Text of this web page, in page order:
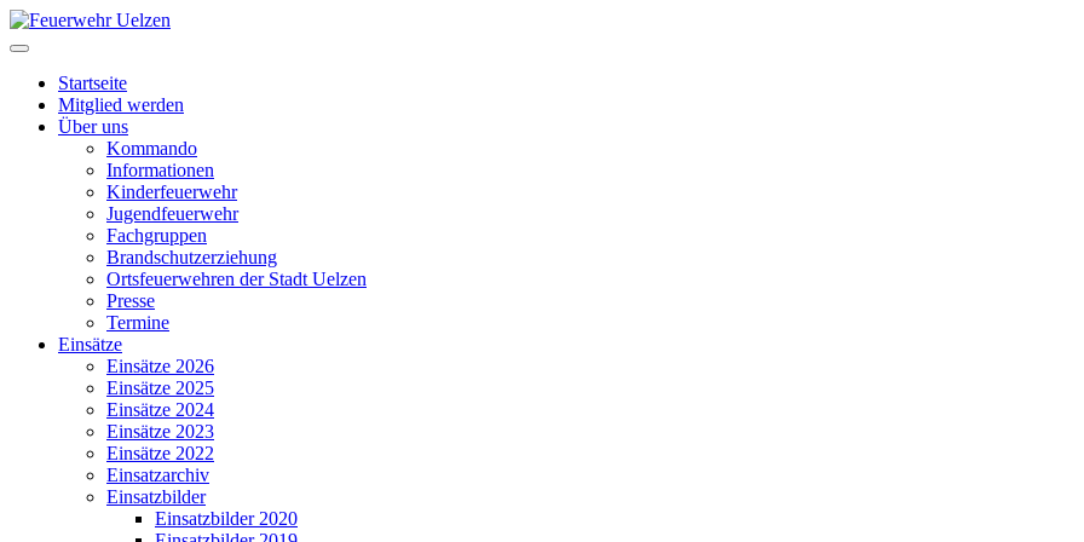
Startseite
Mitglied werden
Über uns
Kommando
Informationen
Kinderfeuerwehr
Jugendfeuerwehr
Fachgruppen
Brandschutzerziehung
Ortsfeuerwehren der Stadt Uelzen
Presse
Termine
Einsätze
Einsätze 2026
Einsätze 2025
Einsätze 2024
Einsätze 2023
Einsätze 2022
Einsatzarchiv
Einsatzbilder
Einsatzbilder 2020